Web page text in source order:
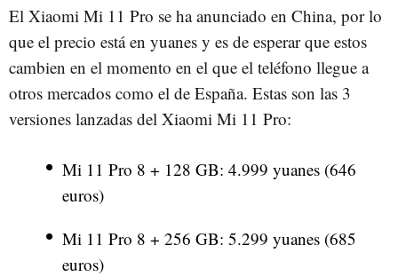
El Xiaomi Mi 11 Pro se ha anunciado en China, por lo
que el precio está en yuanes y es de esperar que estos
cambien en el momento en el que el teléfono llegue a
otros mercados como el de España. Estas son las 3
versiones lanzadas del Xiaomi Mi 11 Pro:
Mi 11 Pro 8 + 128 GB: 4.999 yuanes (646
euros)
Mi 11 Pro 8 + 256 GB: 5.299 yuanes (685
euros)